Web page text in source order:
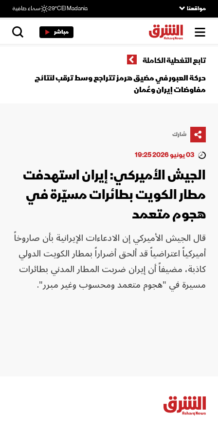
مواقعنا El Madania
29°C سماء صافية
مباشر
تابع التغطية الكاملة
حركة العبور في مضيق هرمز تتراجع وسط ترقب لنتائج
مفاوضات إيران وعُمان
شارك
03 يونيو 2026 19:25
الجيش الأميركي: إيران استهدفت
مطار الكويت بطائرات مسيّرة في
هجوم متعمد
قال ⁠الجيش ‌الأميركي إن ⁠الادعاءات ⁠الإيرانية بأن صاروخاً
​أميركياً اعتراضياً قد ألحق ⁠أضراراً ​بمطار ​الكويت الدولي
‌كاذبة، مضيفاً ​أن ⁠إيران ​ضربت المطار ⁠المدني ‌بطائرات
مسيرة في "هجوم ‌متعمد ومحسوب ​وغير مبرر".